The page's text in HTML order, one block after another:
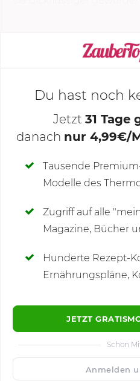
Deine Notizen
Du hast noch
Jetzt 31 Tage
danach nur 4,99€/
Tausende
Modelle des
Zugriff auf alle
Magazine, Bücher
Hunderte Rezept-
Ernährungspläne,
JETZT
Schon
Anmelden
Kommentare(11)
🙂